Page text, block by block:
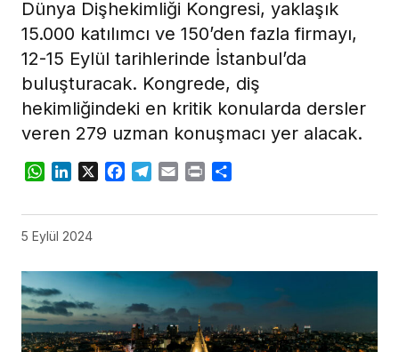
Dünya Dişhekimliği Kongresi, yaklaşık
15.000 katılımcı ve 150’den fazla firmayı,
12-15 Eylül tarihlerinde İstanbul’da
buluşturacak. Kongrede, diş
hekimliğindeki en kritik konularda dersler
veren 279 uzman konuşmacı yer alacak.
WhatsApp
LinkedIn
X Facebook
Telegram
Email Print
5 Eylül 2024